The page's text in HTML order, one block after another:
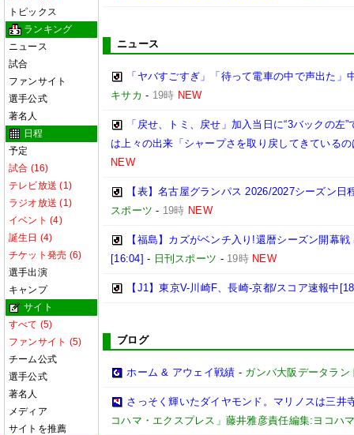
トピックス
ランキング
ニュース
試合
ファンサイト
選手公式
著名人
日程
予定
試合 (16)
テレビ放送 (1)
ラジオ放送 (1)
イベント (4)
誕生日 (4)
チケット発売 (6)
選手出演
キャンプ
サイト
すべて (5)
ファンサイト (5)
チーム公式
選手公式
著名人
メディア
サイトを推薦
ニュース
「ヤバすごすぎ」「待って電車の中で声出た
キサカ - 19時 NEW
「戻せ、トミ、戻せ」加入当日に“3バックの
は上々の出来「シャープさを取り戻してきている
NEW
【表】名古屋グランパス 2026/2027シーズン
スポーツ - 19時 NEW
【福島】カズがベンチ入り!還暦シーズン開幕
[16:04] - 日刊スポーツ - 19時 NEW
【J1】東京V-川崎F、長崎-京都/スコア速報中
ブログ
ホーム & アウェイ戦績 - ガンバ大阪データラ
さっそく輝いたダイヤモンド。マリノスは三井
コハマ・エクスプレス」藤井雅彦責任編集:ヨコハ